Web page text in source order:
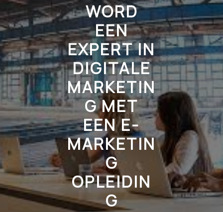
WORD
EEN
EXPERT IN
DIGITALE
MARKETIN
G MET
EEN E-
MARKETIN
G
OPLEIDIN
G